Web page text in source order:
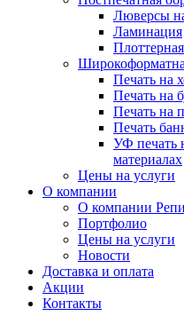
Люверсы
Ламинация
Печать на
Печать на
Печать на
Печать
УФ печать
материалах
Цены на услуги
О компании
О компании
Портфолио
Цены на услуги
Новости
Доставка и оплата
Акции
Контакты